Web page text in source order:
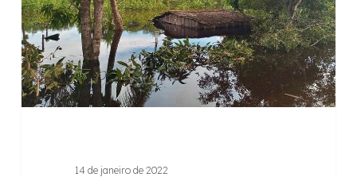
de
antes,
a
crise
social
do
14 de janeiro de 2022